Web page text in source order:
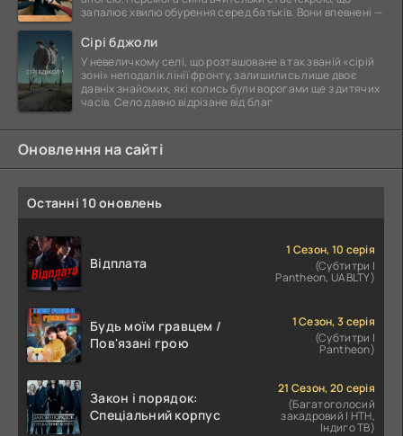
запалює хвилю обурення серед батьків. Вони впевнені —
Сірі бджоли
У невеличкому селі, що розташоване в так званій «сірій
зоні» неподалік лінії фронту, залишились лише двоє
давніх знайомих, які колись були ворогами ще з дитячих
часів. Село давно відрізане від благ
Оновлення на сайті
Останні 10 оновлень
Відплата
1 Сезон, 10 серія
(Субтитри |
Pantheon, UABLTY)
Будь моїм гравцем /
Пов'язані грою
1 Сезон, 3 серія
(Субтитри |
Pantheon)
Закон і порядок:
Спеціальний корпус
21 Сезон, 20 серія
(Багатоголосий
закадровий | НТН,
Індиго ТВ)